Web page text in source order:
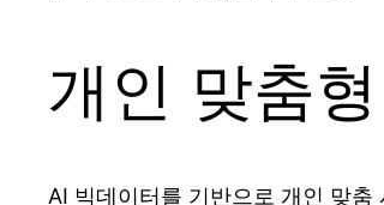
개인 맞춤
AI 빅데이터를 기반으로 개인 맞